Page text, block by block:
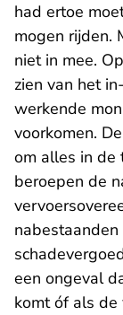
had ertoe
mogen rijden.
niet in mee.
zien van het
werkende
voorkomen.
om alles in de
beroepen de
een ongeval
komt óf als de